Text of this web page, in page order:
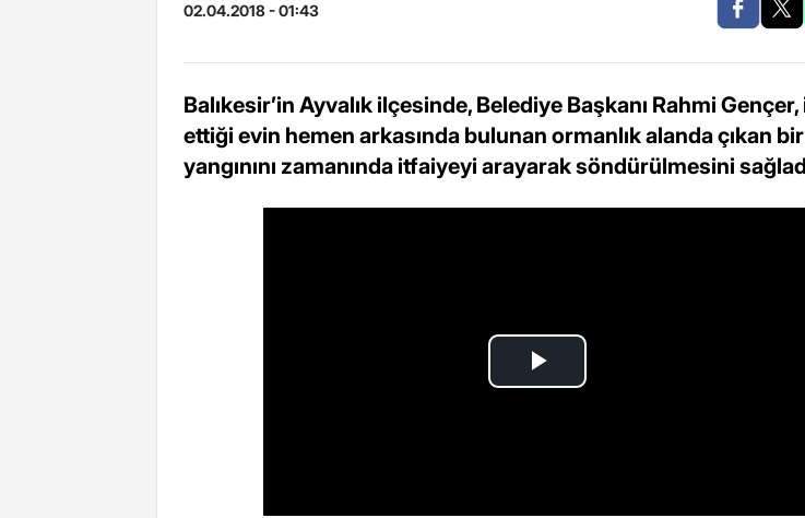
02.04.2018 - 01:43
Balıkesir’in Ayvalık ilçesinde, Belediye Başkanı Rahmi
ettiği evin hemen arkasında bulunan ormanlık alanda çıkan
yangınını zamanında itfaiyeyi arayarak söndürülmesini